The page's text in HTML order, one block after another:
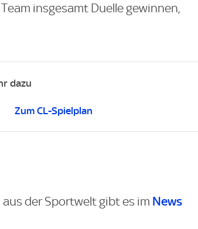
insgesamt Duelle gewinnen,
dazu
Zum CL-Spielplan
der Sportwelt gibt es im News